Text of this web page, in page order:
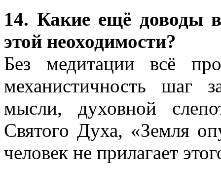
14. Какие ещё доводы
этой неоходимости?
Без медитации всё
механистичность шаг
мысли, духовной
Святого Духа, «Земля
человек не прилагает